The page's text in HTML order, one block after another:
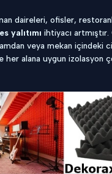
daireleri, ofisler,
yalıtımı ihtiyacı
veya mekan içindeki
her alana uygun izolasyon